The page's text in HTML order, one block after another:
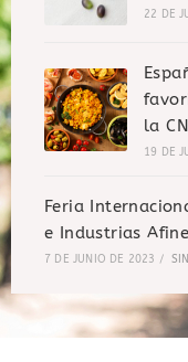
22 DE
la
19 DE
Feria
e Industrias
7 DE JUNIO DE 2023 /